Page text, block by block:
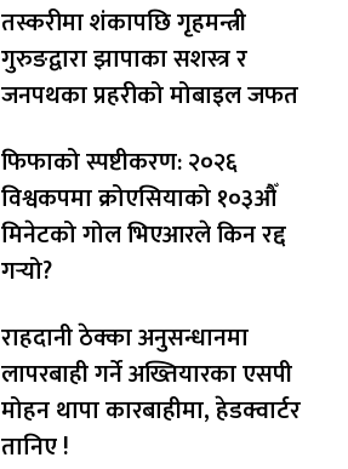
तस्करीमा शंकापछि गृहमन्त्री
गुरुङद्वारा झापाका सशस्त्र र
जनपथका प्रहरीको मोबाइल जफत
फिफाको स्पष्टीकरण: २०२६
विश्वकपमा क्रोएसियाको १०३औँ
मिनेटको गोल भिएआरले किन रद्द
गर्‍यो?
राहदानी ठेक्का अनुसन्धानमा
लापरबाही गर्ने अख्तियारका एसपी
मोहन थापा कारबाहीमा, हेडक्वार्टर
तानिए !